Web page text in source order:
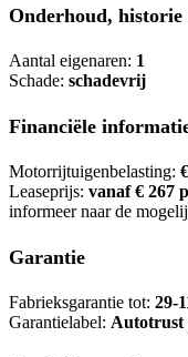
Onderhoud, historie
Aantal eigenaren: 1
Schade: schadevrij
Financiële
Motorrijtuigenbelasting:
Leaseprijs: vanaf € 267
informeer naar de
Garantie
Fabrieksgarantie tot: 29-
Garantielabel: Autotrust